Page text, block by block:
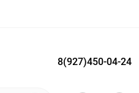
Вход Регистрация
8(927)450-04-24